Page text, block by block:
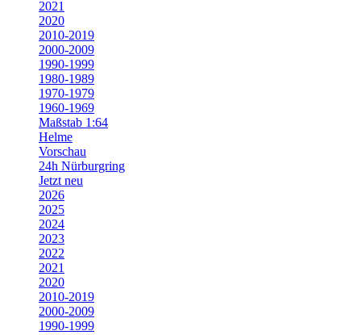
2021
2020
2010-2019
2000-2009
1990-1999
1980-1989
1970-1979
1960-1969
Maßstab 1:64
Helme
Vorschau
24h Nürburgring
Jetzt neu
2026
2025
2024
2023
2022
2021
2020
2010-2019
2000-2009
1990-1999